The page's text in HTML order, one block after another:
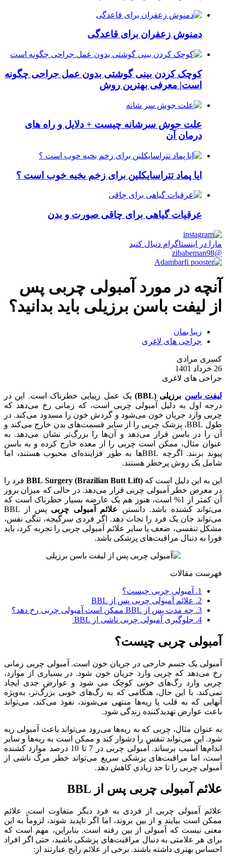
دمنوش زعفران برای قاعدگی
کوچک کردن بینی گوشتی بدون عمل جراحی چگونه
است| معرفی بهترین روش
علت جوش سرشانه چیست + دلایل و راه های
درمان آن
ایا پماد تتراسایکلین برای زخم بخیه خوب است ؟
عرقیات گیاهی برای چاقی صورت و بدن
مارا در اینستاگرام دنبال کنید
@zibabeman98
آنچه در مورد آمبولی چربی پس
از لیفت باسن برزیلی باید بدانید؟
زیبا بمان
جراحی های لاغری
کسری مرادی
26 خرداد 1401
جراحی های لاغری
لیفت باسن برزیلی (BBL)
یک عمل زیبایی خطرناک است. این در
درجه اول به دلیل آمبولی چربی است، که زمانی رخ می‌دهد که
چربی وارد جریان خون می‌شود و گردش خون را مسدود می‌کند. در
طول BBL، پزشک چربی را از سایر قسمت‌های بدن خارج می‌کند و
آن را در باسن قرار می‌دهد و آن‌ها را بزرگ‌تر نشان می‌دهد. به
عنوان مثال، ممکن است چربی را از معده خارج کرده و به باسن
پیوند بزنند. اگرچه BBL‌ها به طور فزاینده‌ای محبوب هستند، اما
شامل یک روش پرخطر هستند.
این به این دلیل است که
فرد را
در معرض خطر آمبولی چربی قرار می‌دهد. در حالی که میزان بروز
آن کمتر از 1% است، هنوز هم یک عارضه بسیار خطرناک است که
می‌تواند کشنده باشد. دانستن علائم آمبولی چربی
پس از BBL
می‌تواند جان یک فرد را نجات دهد. اگر فردی سرگیجه، تنگی نفس،
مشکل تنفسی، ضعف یا سایر علائم آمبولی چربی را تجربه کرد، باید
فورا به دنبال مراقبت‌های پزشکی باشد.
فهرست مقالات
1.
آمبولی چربی چیست؟
2.
علائم آمبولی چربی پس از BBL
3. چه مدت پس از BBL ممکن است آمبولی چربی رخ دهد؟
4. جلوگیری آمبولی چربی ناشی از BBL
آمبولی چربی چیست؟
آمبولی یک جسم خارجی در جریان خون است. آمبولی چربی زمانی
رخ می‌دهد که چربی وارد جریان خون شود. در بسیاری از موارد،
چربی وارد رگ‌های خونی کوچک می شود و عوارض جدی ایجاد
نمی‌کند. با این حال، هنگامی که به رگ‌های خونی بزرگ‌تر، به‌ویژه
آنهایی که به قلب یا ریه‌ها منتهی می‌شوند، نفوذ می‌کند، می‌تواند
باعث عوارض تهدیدکننده زندگی شود.
به عنوان مثال، چربی که به ریه‌ها می‌رود می‌تواند باعث آمبولی ریه
شود. این می‌تواند تنفس را دشوار کند و ممکن است به ریه‌ها و سایر
اندام‌ها آسیب برساند. آمبولی چربی در 7 تا 10 درصد موارد کشنده
است، اما مراقبت‌های پزشکی سریع می‌تواند خطر مرگ ناشی از
آمبولی چربی را تا حد زیادی کاهش دهد.
علائم آمبولی چربی پس از BBL
علائم آمبولی چربی از فردی به فرد دیگر متفاوت است. علائم
ممکن است بیایند و از بین بروند، اما اگر ناپدید شوند، لزوماً به این
معنی نیست که آمبولی از بین رفته است. بنابراین، مهم است که
برای هر علامتی به دنبال مراقبت‌های پزشکی باشید، حتی اگر افراد
احساس بهتری داشته باشند. برخی از علائم رایج عبارتند از: